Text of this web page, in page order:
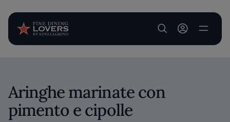
User account
Aringhe marinate con
pimento e cipolle